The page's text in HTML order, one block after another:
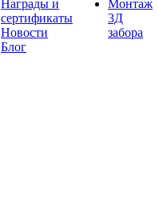
Награды и
сертификаты
Новости
Блог
Монтаж
3Д
забора